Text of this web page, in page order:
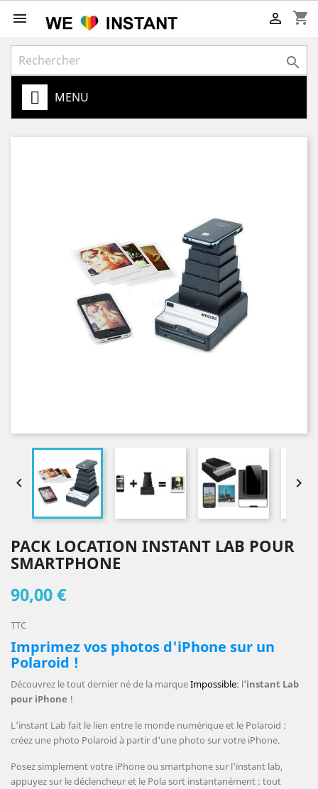
 shopping_cart


MENU
 
PACK LOCATION INSTANT LAB POUR
SMARTPHONE
90,00 €
TTC
Imprimez vos photos d'iPhone sur un
Polaroid !
Découvrez le tout dernier né de la marqueImpossible: l'instant Lab
pour iPhone !
L'instant Lab fait le lien entre le monde numérique et le Polaroid :
créez une photo Polaroid à partir d'une photo sur votre iPhone.
Posez simplement votre iPhone ou smartphone sur l'instant lab,
appuyez sur le déclencheur et le Pola sort instantanément : tout